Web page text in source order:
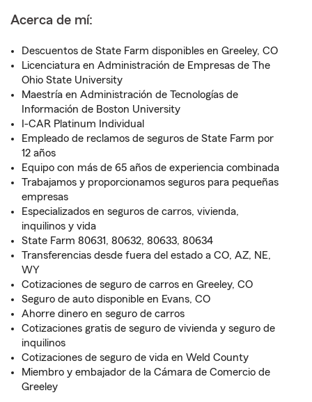
Acerca de mí:
Descuentos de State Farm disponibles en Greeley, CO
Licenciatura en Administración de Empresas de The
Ohio State University
Maestría en Administración de Tecnologías de
Información de Boston University
I-CAR Platinum Individual
Empleado de reclamos de seguros de State Farm por
12 años
Equipo con más de 65 años de experiencia combinada
Trabajamos y proporcionamos seguros para pequeñas
empresas
Especializados en seguros de carros, vivienda,
inquilinos y vida
State Farm 80631, 80632, 80633, 80634
Transferencias desde fuera del estado a CO, AZ, NE,
WY
Cotizaciones de seguro de carros en Greeley, CO
Seguro de auto disponible en Evans, CO
Ahorre dinero en seguro de carros
Cotizaciones gratis de seguro de vivienda y seguro de
inquilinos
Cotizaciones de seguro de vida en Weld County
Miembro y embajador de la Cámara de Comercio de
Greeley